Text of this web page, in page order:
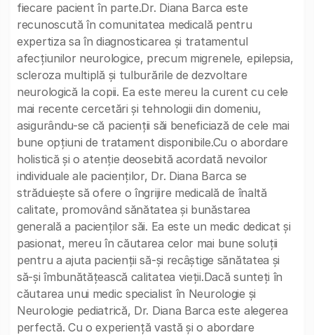
fiecare pacient în parte.Dr. Diana Barca este
recunoscută în comunitatea medicală pentru
expertiza sa în diagnosticarea și tratamentul
afecțiunilor neurologice, precum migrenele, epilepsia,
scleroza multiplă și tulburările de dezvoltare
neurologică la copii. Ea este mereu la curent cu cele
mai recente cercetări și tehnologii din domeniu,
asigurându-se că pacienții săi beneficiază de cele mai
bune opțiuni de tratament disponibile.Cu o abordare
holistică și o atenție deosebită acordată nevoilor
individuale ale pacienților, Dr. Diana Barca se
străduiește să ofere o îngrijire medicală de înaltă
calitate, promovând sănătatea și bunăstarea
generală a pacienților săi. Ea este un medic dedicat și
pasionat, mereu în căutarea celor mai bune soluții
pentru a ajuta pacienții să-și recâștige sănătatea și
să-și îmbunătățească calitatea vieții.Dacă sunteți în
căutarea unui medic specialist în Neurologie și
Neurologie pediatrică, Dr. Diana Barca este alegerea
perfectă. Cu o experiență vastă și o abordare